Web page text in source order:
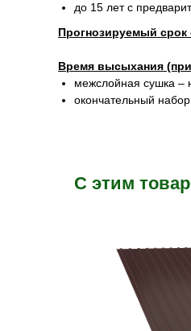
до 15 лет с
Прогнозируемый
Время высыхания (при
межслойная сушка –
окончательный
С этим